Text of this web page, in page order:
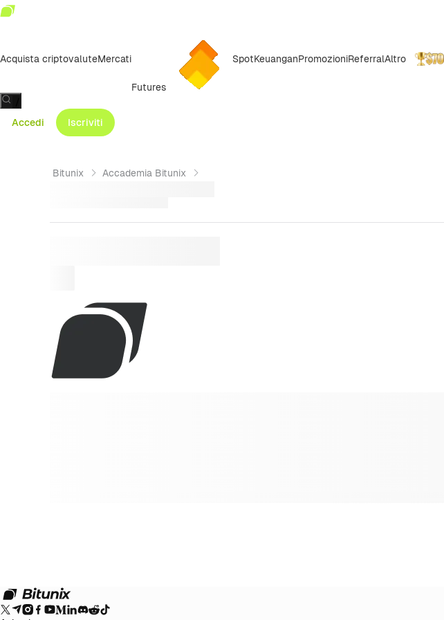
Acquista criptovaluteMercati
Futures
SpotKeuanganPromozioniReferralAltro
Accedi
Iscriviti
Bitunix Accademia Bitunix